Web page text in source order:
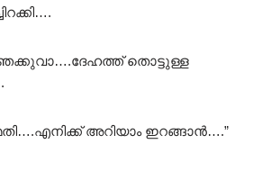
തൊട്ടുള്ള
അറിയാം ഇറങ്ങാൻ….”